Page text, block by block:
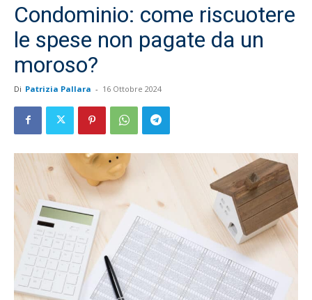
Condominio: come riscuotere
le spese non pagate da un
moroso?
Di Patrizia Pallara - 16 Ottobre 2024